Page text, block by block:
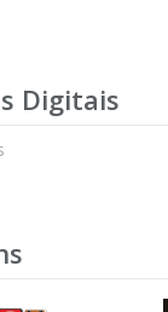
Digitais